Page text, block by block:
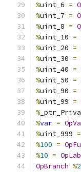
%uint_6 =
%uint_7 =
%uint_8 =
%uint_10 =
%uint_20 =
%uint_30 =
%uint_40 =
%uint_50 =
%uint_90 =
%uint_99 =
%
%var =
%uint_999 =
%100 =
%10 =
OpBranch %